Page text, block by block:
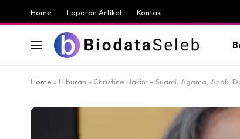
Home Laporan Artikel Kontak
Home » Hiburan » Christine Hakim – Suami, Agama, Anak,